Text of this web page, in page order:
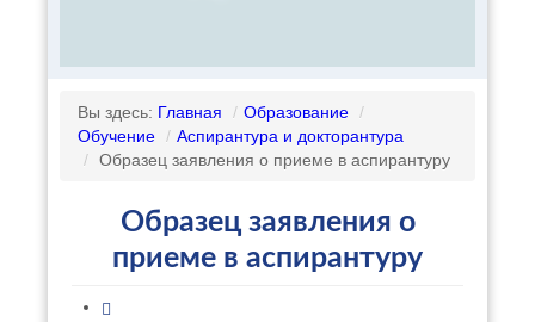
Вы здесь: Главная / Образование
/
Обучение
/ Аспирантура и докторантура
/ Образец заявления о приеме в аспирантуру
Образец заявления о
приеме в аспирантуру